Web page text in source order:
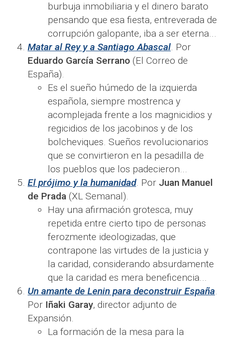
burbuja inmobiliaria y el dinero barato
pensando que esa fiesta, entreverada de
corrupción galopante, iba a ser eterna...​
Matar al Rey y a Santiago Abascal. Por
Eduardo García Serrano (El Correo de
España).
Es el sueño húmedo de la izquierda
española, siempre mostrenca y
acomplejada frente a los magnicidios y
regicidios de los jacobinos y de los
bolcheviques. Sueños revolucionarios
que se convirtieron en la pesadilla de
los pueblos que los padecieron...​
El prójimo y la humanidad. Por Juan Manuel
de Prada (XL Semanal).
Hay una afirmación grotesca, muy
repetida entre cierto tipo de personas
ferozmente ideologizadas, que
contrapone las virtudes de la justicia y
la caridad, considerando absurdamente
que la caridad es mera beneficencia...​
Un amante de Lenin para deconstruir España.
Por Iñaki Garay, director adjunto de
Expansión.
La formación de la mesa para la